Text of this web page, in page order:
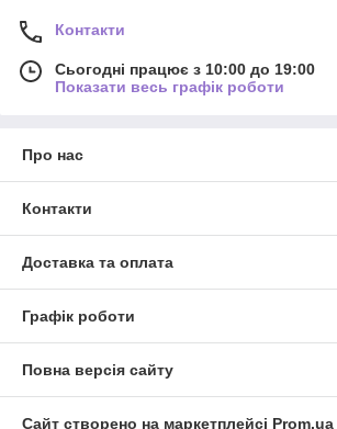
Контакти
Сьогодні працює з 10:00 до 19:00
Показати весь графік роботи
Про нас
Контакти
Доставка та оплата
Графік роботи
Повна версія сайту
Сайт створено на маркетплейсі Prom.ua